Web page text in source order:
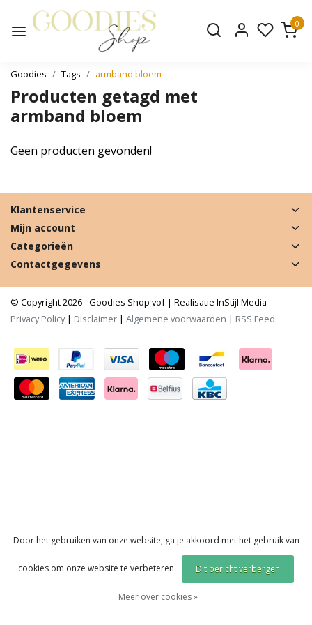
0
Goodies Tags armband bloem
Producten getagd met
armband bloem
Geen producten gevonden!
Klantenservice
Mijn account
Categorieën
Contactgegevens
© Copyright 2026 - Goodies Shop vof | Realisatie InStijl Media
Privacy Policy| Disclaimer | Algemene voorwaarden | RSS Feed
Door het gebruiken van onze website, ga je akkoord met het gebruik van
cookies om onze website te verbeteren. Dit bericht verbergen
Meer over cookies »